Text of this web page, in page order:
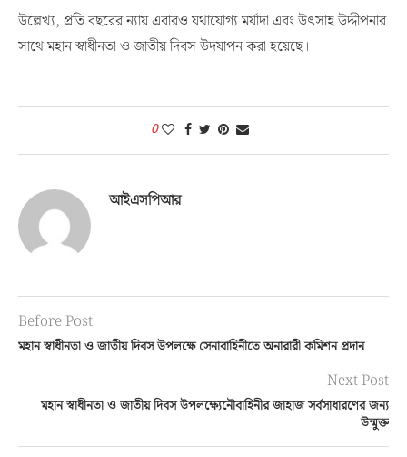
উল্লেখ্য, প্রতি বছরের ন্যায় এবারও যথাযোগ্য মর্যাদা এবং উৎসাহ উদ্দীপনার
সাথে মহান স্বাধীনতা ও জাতীয় দিবস উদযাপন করা হয়েছে।
0
আইএসপিআর
Before Post
মহান স্বাধীনতা ও জাতীয় দিবস উপলক্ষে সেনাবাহিনীতে অনারারী কমিশন প্রদান
Next Post
মহান স্বাধীনতা ও জাতীয় দিবস উপলক্ষ্যেনৌবাহিনীর জাহাজ সর্বসাধারণের জন্য
উন্মুক্ত